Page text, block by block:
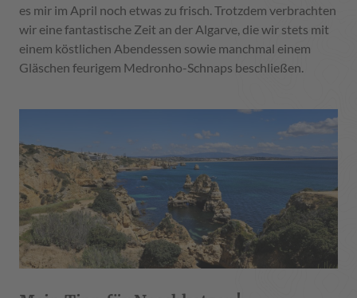
es mir im April noch etwas zu frisch. Trotzdem verbrachten
wir eine fantastische Zeit an der Algarve, die wir stets mit
einem köstlichen Abendessen sowie manchmal einem
Gläschen feurigem Medronho-Schnaps beschließen.